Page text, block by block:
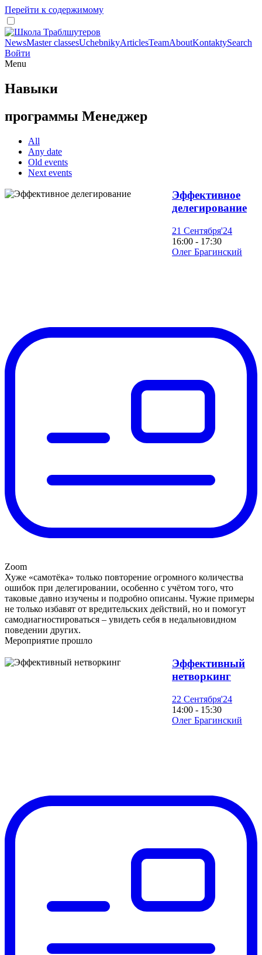
Перейти к содержимому
NewsMaster classesUchebnikyArticlesTeamAboutKontaktySearch
Войти
Menu
Навыки
программы Менеджер
All
Any date
Old events
Next events
Эффективное
делегирование
21 Сентября'24
16:00 - 17:30
Олег Брагинский
Zoom
Хуже «самотёка» только повторение огромного количества
ошибок при делегировании, особенно с учётом того, что
таковые давно изучены и подробно описаны. Чужие примеры
не только избавят от вредительских действий, но и помогут
самодиагностироваться – увидеть себя в недальновидном
поведении других.
Мероприятие прошло
Эффективный
нетворкинг
22 Сентября'24
14:00 - 15:30
Олег Брагинский